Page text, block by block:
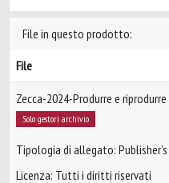
File in questo prodotto:
File
Zecca-2024-Produrre e
Solo gestori archivio
Tipologia di allegato: Publisher’s
Licenza: Tutti i diritti riservati